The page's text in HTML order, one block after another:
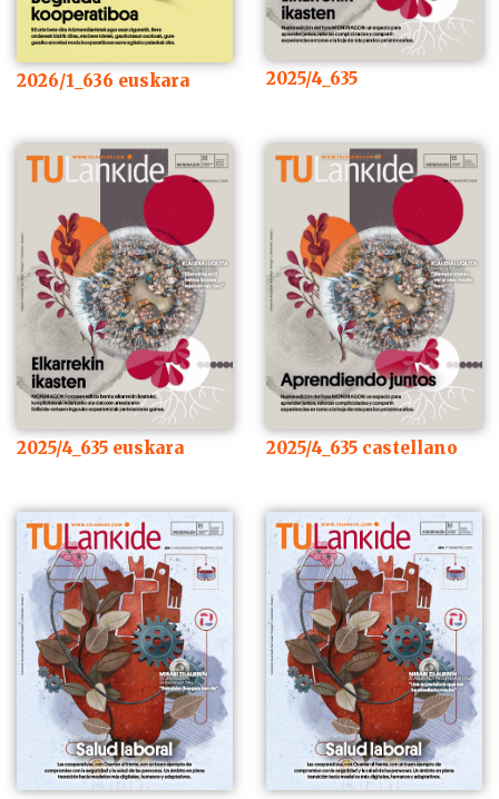
2026/1_636 euskara 2025/4_635
2025/4_635 euskara 2025/4_635 castellano